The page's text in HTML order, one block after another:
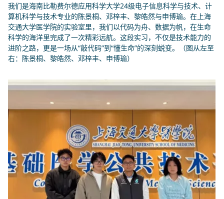
我们是海南比勒费尔德应用科学大学24级电子信息科学与技术、计
算机科学与技术专业的陈景桐、邓梓丰、黎皓然与申博瑜。在上海
交通大学医学院的实验室里，我们以代码为舟、数据为帆，在生命
科学的海洋里完成了一次精彩远航。这段实习，不仅是技术能力的
进阶之路，更是一场从“敲代码”到“懂生命”的深刻蜕变。（图从左至
右：陈景桐、 黎皓然、 邓梓丰、 申博瑜）